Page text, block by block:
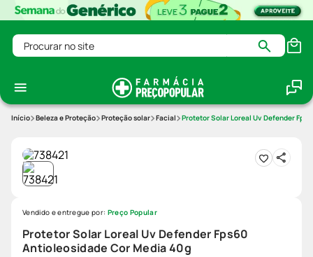
Procurar no site
Beleza e Proteção Proteção solar Facial Protetor Solar Loreal Uv Defender
Protetor Solar Loreal Uv Defender Fps60
Antioleosidade Cor Media 40g
Vendido e entregue por: Preço Popular